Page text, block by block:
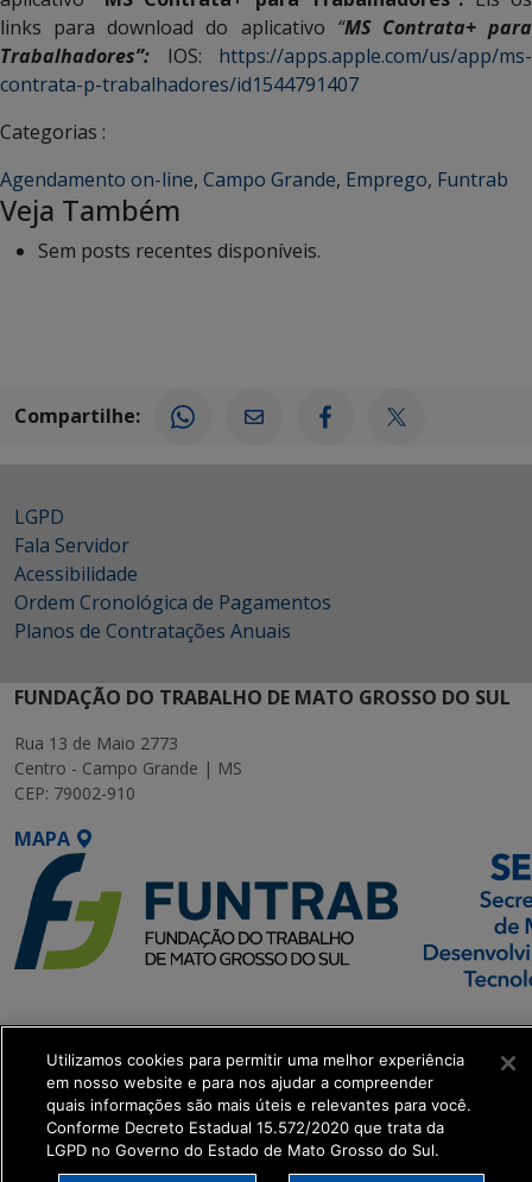
links para download do aplicativo “MS Contrata+ para
Trabalhadores”: IOS: https://apps.apple.com/us/app/ms-
contrata-p-trabalhadores/id1544791407
Categorias :
Agendamento on-line, Campo Grande, Emprego, Funtrab
Veja Também
Sem posts recentes disponíveis.
Compartilhe:
LGPD
Fala Servidor
Acessibilidade
Ordem Cronológica de Pagamentos
Planos de Contratações Anuais
FUNDAÇÃO DO TRABALHO DE MATO GROSSO DO SUL
Rua 13 de Maio 2773
Centro - Campo Grande | MS
CEP: 79002-910
MAPA
SETDIG | Secretaria-
Executiva de
Transformação Digital
get_footer();
Utilizamos cookies para permitir uma melhor experiência
em nosso website e para nos ajudar a compreender
quais informações são mais úteis e relevantes para você.
Conforme Decreto Estadual 15.572/2020 que trata da
LGPD no Governo do Estado de Mato Grosso do Sul.